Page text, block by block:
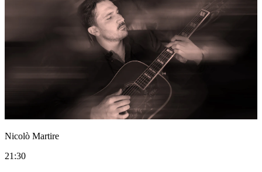
Nicolò Martire
21:30